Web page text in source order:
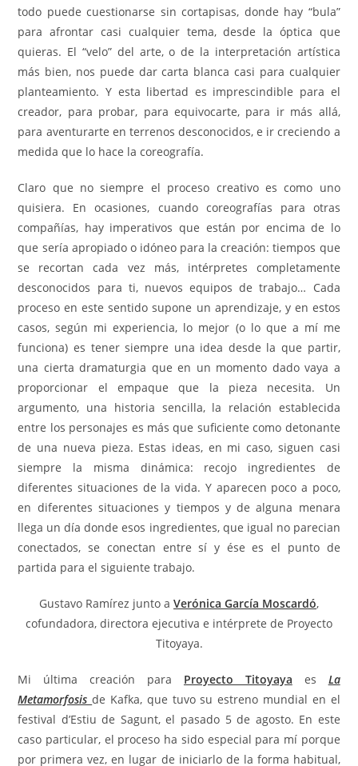
todo puede cuestionarse sin cortapisas, donde hay “bula”
para afrontar casi cualquier tema, desde la óptica que
quieras. El “velo” del arte, o de la interpretación artística
más bien, nos puede dar carta blanca casi para cualquier
planteamiento. Y esta libertad es imprescindible para el
creador, para probar, para equivocarte, para ir más allá,
para aventurarte en terrenos desconocidos, e ir creciendo a
medida que lo hace la coreografía.
Claro que no siempre el proceso creativo es como uno
quisiera. En ocasiones, cuando coreografías para otras
compañías, hay imperativos que están por encima de lo
que sería apropiado o idóneo para la creación: tiempos que
se recortan cada vez más, intérpretes completamente
desconocidos para ti, nuevos equipos de trabajo… Cada
proceso en este sentido supone un aprendizaje, y en estos
casos, según mi experiencia, lo mejor (o lo que a mí me
funciona) es tener siempre una idea desde la que partir,
una cierta dramaturgia que en un momento dado vaya a
proporcionar el empaque que la pieza necesita. Un
argumento, una historia sencilla, la relación establecida
entre los personajes es más que suficiente como detonante
de una nueva pieza. Estas ideas, en mi caso, siguen casi
siempre la misma dinámica: recojo ingredientes de
diferentes situaciones de la vida. Y aparecen poco a poco,
en diferentes situaciones y tiempos y de alguna menara
llega un día donde esos ingredientes, que igual no parecian
conectados, se conectan entre sí y ése es el punto de
partida para el siguiente trabajo.
Gustavo Ramírez junto a Verónica García Moscardó,
cofundadora, directora ejecutiva e intérprete de Proyecto
Titoyaya.
Mi última creación para Proyecto Titoyaya es La
Metamorfosisde Kafka, que tuvo su estreno mundial en el
festival d’Estiu de Sagunt, el pasado 5 de agosto. En este
caso particular, el proceso ha sido especial para mí porque
por primera vez, en lugar de iniciarlo de la forma habitual,